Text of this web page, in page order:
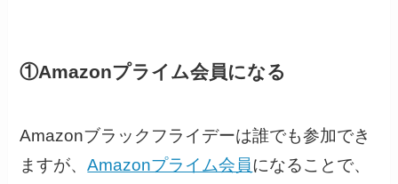
①Amazonプライム会員になる
Amazonブラックフライデーは誰でも参加でき
ますが、Amazonプライム会員になることで、